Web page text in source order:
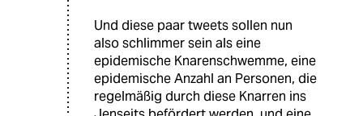
Und diese paar tweets sollen nun
also schlimmer sein als eine
epidemische Knarenschwemme, eine
epidemische Anzahl an Personen, die
regelmäßig durch diese Knarren ins